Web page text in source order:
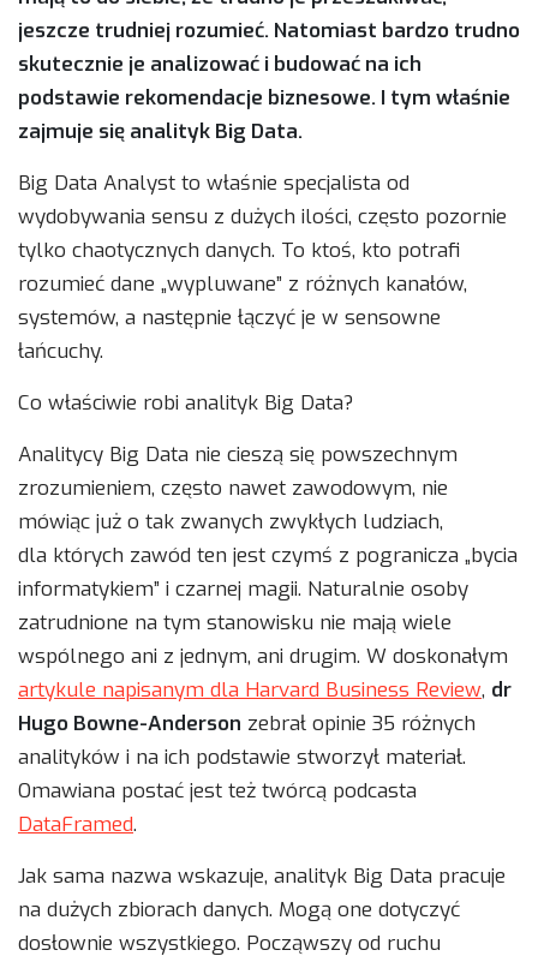
jeszcze trudniej rozumieć. Natomiast bardzo trudno
skutecznie je analizować i budować na ich
podstawie rekomendacje biznesowe. I tym właśnie
zajmuje się analityk Big Data.
Big Data Analyst to właśnie specjalista od
wydobywania sensu z dużych ilości, często pozornie
tylko chaotycznych danych. To ktoś, kto potrafi
rozumieć dane „wypluwane” z różnych kanałów,
systemów, a następnie łączyć je w sensowne
łańcuchy.
Co właściwie robi analityk Big Data?
Analitycy Big Data nie cieszą się powszechnym
zrozumieniem, często nawet zawodowym, nie
mówiąc już o tak zwanych zwykłych ludziach,
dla których zawód ten jest czymś z pogranicza „bycia
informatykiem” i czarnej magii. Naturalnie osoby
zatrudnione na tym stanowisku nie mają wiele
wspólnego ani z jednym, ani drugim. W doskonałym
artykule napisanym dla Harvard Business Review, dr
Hugo Bowne-Anderson zebrał opinie 35 różnych
analityków i na ich podstawie stworzył materiał.
Omawiana postać jest też twórcą podcasta
DataFramed.
Jak sama nazwa wskazuje, analityk Big Data pracuje
na dużych zbiorach danych. Mogą one dotyczyć
dosłownie wszystkiego. Począwszy od ruchu